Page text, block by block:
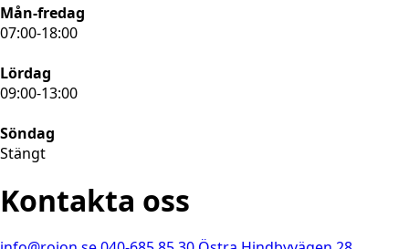
Mån-fredag
07:00-18:00
Lördag
09:00-13:00
Söndag
Stängt
Kontakta oss